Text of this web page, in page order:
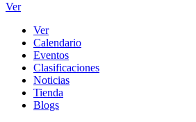
Ver
Ver
Calendario
Eventos
Clasificaciones
Noticias
Tienda
Blogs